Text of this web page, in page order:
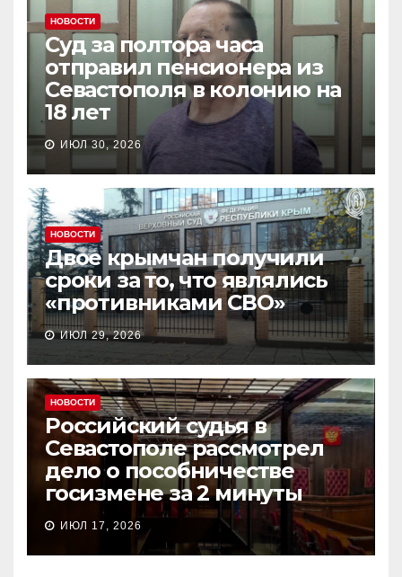
НОВОСТИ
Суд за полтора часа
отправил пенсионера из
Севастополя в колонию на
18 лет
ИЮЛ 30, 2026
НОВОСТИ
Двое крымчан получили
сроки за то, что являлись
«противниками СВО»
ИЮЛ 29, 2026
НОВОСТИ
Российский судья в
Севастополе рассмотрел
дело о пособничестве
госизмене за 2 минуты
ИЮЛ 17, 2026